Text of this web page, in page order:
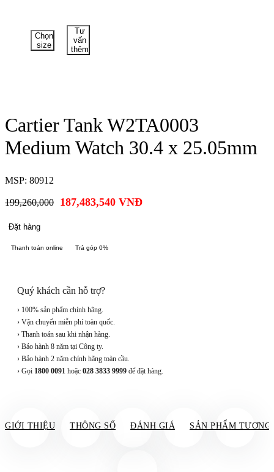
Chọn
size
Tư
vấn
thêm
Cartier Tank W2TA0003
Medium Watch 30.4 x 25.05mm
MSP: 80912
199,260,000 187,483,540 VNĐ
Đặt hàng
Thanh toán online Trả góp 0%
Quý khách cần hỗ trợ?
› 100% sản phẩm chính hãng.
› Vận chuyển miễn phí toàn quốc.
› Thanh toán sau khi nhận hàng.
› Bảo hành 8 năm tại Công ty.
› Bảo hành 2 năm chính hãng toàn cầu.
› Gọi 1800 0091 hoặc 028 3833 9999 để đặt hàng.
GIỚI THIỆU THÔNG SỐ ĐÁNH GIÁ SẢN PHẨM TƯƠNG